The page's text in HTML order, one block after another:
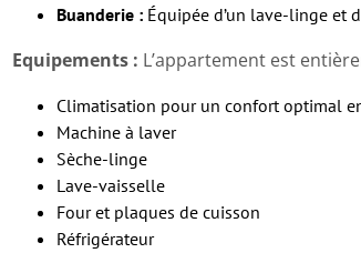
Buanderie :Équipée d’un lave-linge et
Equipements : L’appartement est
Climatisation pour un confort optimal
Machine à laver
Sèche-linge
Lave-vaisselle
Four et plaques de cuisson
Réfrigérateur